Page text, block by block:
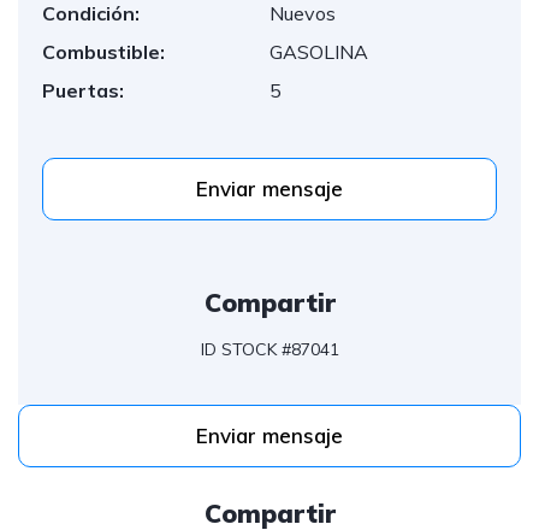
Condición:
Nuevos
Combustible:
GASOLINA
Puertas:
5
Enviar mensaje
Compartir
ID STOCK #87041
Enviar mensaje
Compartir